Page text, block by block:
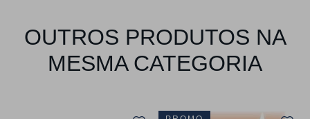
OUTROS PRODUTOS NA
MESMA CATEGORIA